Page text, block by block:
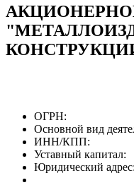
ОГРН:
Основной вид
ИНН/КПП:
Уставный капитал:
Юридический адрес: